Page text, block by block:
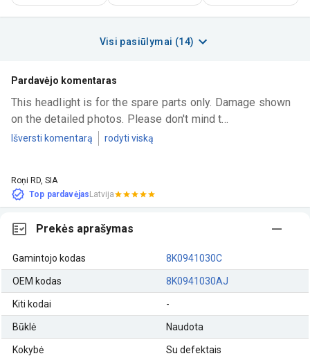
Visi pasiūlymai (14)
Pardavėjo komentaras
This headlight is for the spare parts only. Damage shown
on the detailed photos. Please don't mind t...
Išversti komentarą rodyti viską
Roņi RD, SIA
Top pardavėjasLatvija
Prekės aprašymas
Gamintojo kodas 8K0941030C
OEM kodas 8K0941030AJ
Kiti kodai -
Būklė Naudota
Kokybė Su defektais